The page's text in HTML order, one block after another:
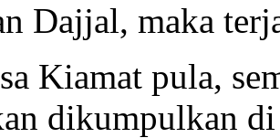
Dajjal, maka
Kiamat pula,
dikumpulkan